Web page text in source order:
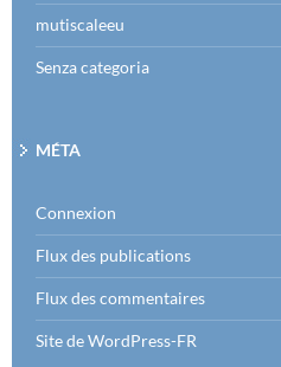
mutiscaleeu
Senza categoria
MÉTA
Connexion
Flux des publications
Flux des commentaires
Site de WordPress-FR